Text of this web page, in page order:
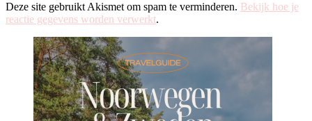
Deze site gebruikt Akismet om spam te verminderen. Bekijk hoe je
reactie gegevens worden verwerkt.